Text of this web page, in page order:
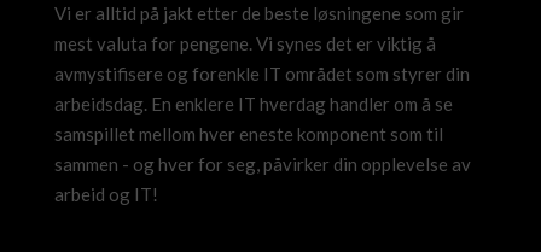
Vi er alltid på jakt etter de beste løsningene som gir
mest valuta for pengene. Vi synes det er viktig å
avmystifisere og forenkle IT området som styrer din
arbeidsdag. En enklere IT hverdag handler om å se
samspillet mellom hver eneste komponent som til
sammen - og hver for seg, påvirker din opplevelse av
arbeid og IT!